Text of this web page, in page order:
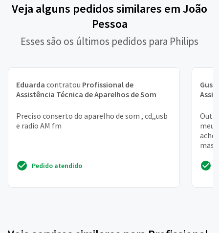
Veja alguns pedidos similares em João
Pessoa
Esses são os últimos pedidos para Philips
Eduarda contratou Profissional de
Assistência Técnica de Aparelhos de Som
Preciso conserto do aparelho de som , cd,,usb
e radio AM fm
Pedido atendido
meu
acho
mas